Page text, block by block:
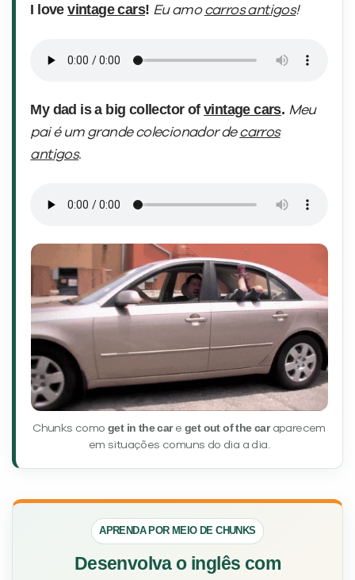
I lovevintage cars! Eu amocarros antigos!
My dad is a big collector of vintage cars. Meu
pai é um grande colecionador decarros
antigos.
Chunks comoget in the care get out of the caraparecem
em situações comuns do dia a dia.
APRENDA POR MEIO DE CHUNKS
Desenvolva o inglês com